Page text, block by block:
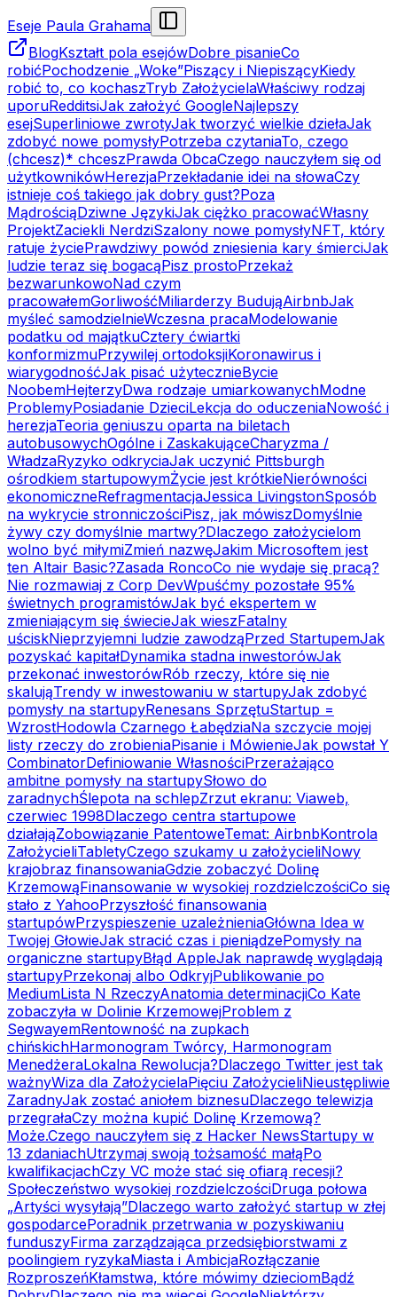
Eseje Paula Grahama
BlogKształt pola esejówDobre pisanieCo
robićPochodzenie „Woke”Piszący i NiepiszącyKiedy
robić to, co kochaszTryb ZałożycielaWłaściwy rodzaj
uporuRedditsiJak założyć GoogleNajlepszy
esejSuperliniowe zwrotyJak tworzyć wielkie dziełaJak
zdobyć nowe pomysłyPotrzeba czytaniaTo, czego
(chcesz)* chceszPrawda ObcaCzego nauczyłem się od
użytkownikówHerezjaPrzekładanie idei na słowaCzy
istnieje coś takiego jak dobry gust?Poza
MądrościąDziwne JęzykiJak ciężko pracowaćWłasny
ProjektZaciekli NerdziSzalony nowe pomysłyNFT, który
ratuje życiePrawdziwy powód zniesienia kary śmierciJak
ludzie teraz się bogacąPisz prostoPrzekaż
bezwarunkowoNad czym
pracowałemGorliwośćMiliarderzy BudująAirbnbJak
myśleć samodzielnieWczesna pracaModelowanie
podatku od majątkuCztery ćwiartki
konformizmuPrzywilej ortodoksjiKoronawirus i
wiarygodnośćJak pisać użytecznieBycie
NoobemHejterzyDwa rodzaje umiarkowanychModne
ProblemyPosiadanie DzieciLekcja do oduczeniaNowość i
herezjaTeoria geniuszu oparta na biletach
autobusowychOgólne i ZaskakująceCharyzma /
WładzaRyzyko odkryciaJak uczynić Pittsburgh
ośrodkiem startupowymŻycie jest krótkieNierówności
ekonomiczneRefragmentacjaJessica LivingstonSposób
na wykrycie stronniczościPisz, jak mówiszDomyślnie
żywy czy domyślnie martwy?Dlaczego założycielom
wolno być miłymiZmień nazwęJakim Microsoftem jest
ten Altair Basic?Zasada RoncoCo nie wydaje się pracą?
Nie rozmawiaj z Corp DevWpuśćmy pozostałe 95%
świetnych programistówJak być ekspertem w
zmieniającym się świecieJak wieszFatalny
uściskNieprzyjemni ludzie zawodząPrzed StartupemJak
pozyskać kapitałDynamika stadna inwestorówJak
przekonać inwestorówRób rzeczy, które się nie
skalująTrendy w inwestowaniu w startupyJak zdobyć
pomysły na startupyRenesans SprzętuStartup =
WzrostHodowla Czarnego ŁabędziaNa szczycie mojej
listy rzeczy do zrobieniaPisanie i MówienieJak powstał Y
CombinatorDefiniowanie WłasnościPrzerażająco
ambitne pomysły na startupySłowo do
zaradnychŚlepota na schlepZrzut ekranu: Viaweb,
czerwiec 1998Dlaczego centra startupowe
działająZobowiązanie PatentoweTemat: AirbnbKontrola
ZałożycieliTabletyCzego szukamy u założycieliNowy
krajobraz finansowaniaGdzie zobaczyć Dolinę
KrzemowąFinansowanie w wysokiej rozdzielczościCo się
stało z YahooPrzyszłość finansowania
startupówPrzyspieszenie uzależnieniaGłówna Idea w
Twojej GłowieJak stracić czas i pieniądzePomysły na
organiczne startupyBłąd AppleJak naprawdę wyglądają
startupyPrzekonaj albo OdkryjPublikowanie po
MediumLista N RzeczyAnatomia determinacjiCo Kate
zobaczyła w Dolinie KrzemowejProblem z
SegwayemRentowność na zupkach
chińskichHarmonogram Twórcy, Harmonogram
MenedżeraLokalna Rewolucja?Dlaczego Twitter jest tak
ważnyWiza dla ZałożycielaPięciu ZałożycieliNieustępliwie
ZaradnyJak zostać aniołem biznesuDlaczego telewizja
przegrałaCzy można kupić Dolinę Krzemową?
Może.Czego nauczyłem się z Hacker NewsStartupy w
13 zdaniachUtrzymaj swoją tożsamość małąPo
kwalifikacjachCzy VC może stać się ofiarą recesji?
Społeczeństwo wysokiej rozdzielczościDruga połowa
„Artyści wysyłają”Dlaczego warto założyć startup w złej
gospodarcePoradnik przetrwania w pozyskiwaniu
funduszyFirma zarządzająca przedsiębiorstwami z
poolingiem ryzykaMiasta i AmbicjaRozłączanie
RozproszeńKłamstwa, które mówimy dzieciomBądź